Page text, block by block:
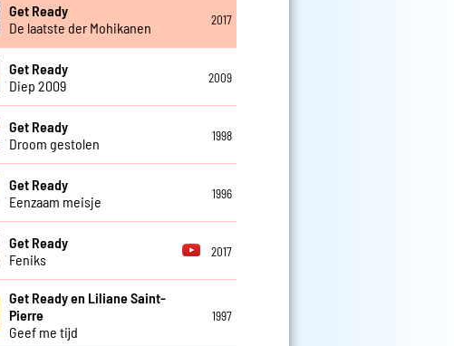
Get Ready
De laatste der Mohikanen
2017
Get Ready
Diep 2009
2009
Get Ready
Droom gestolen
1998
Get Ready
Eenzaam meisje
1996
Get Ready
Feniks
2017
Get Ready en Liliane Saint-
Pierre
Geef me tijd
1997